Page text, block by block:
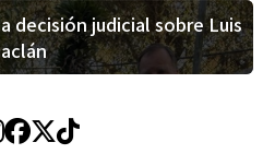
decisión judicial sobre Luis